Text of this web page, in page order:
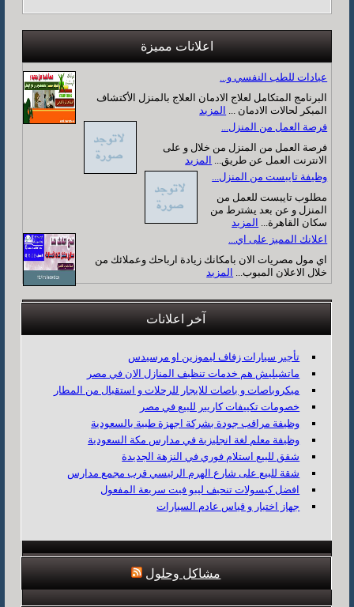
اعلانات مميزة
عيادات للطب النفسي و...
البرنامج المتكامل لعلاج الادمان العلاج بالمنزل الأكتشاف
المبكر لحالات الادمان ... المزيد
فرصة العمل من المنزل...
فرصة العمل من المنزل من خلال و على
الانترنت العمل عن طريق... المزيد
وظيفة تايبست من المنزل...
مطلوب تايبست للعمل من
المنزل و عن بعد يشترط من
سكان القاهرة... المزيد
اعلانك المميز على اي...
اي مول مصريات الان بامكانك زيادة ارباحك وعملائك من
خلال الاعلان المبوب... المزيد
آخر اعلانات
تأجير سيارات زفاف ليموزين او مرسيدس
ماتشيليش هم خدمات تنظيف المنازل الان في مصر
ميكروباصات و باصات للايجار للرحلات و استقبال من المطار
خصومات تكييفات كاريير للبيع في مصر
وظيفة مراقب جودة بشركة اجهزة طبية بالسعودية
وظيفة معلم لغة انجليزية في مدارس مكة السعودية
شقق للبيع استلام فوري في النزهة الجديدة
شقة للبيع على شارع الهرم الرئيسي قرب مجمع مدارس
افضل كبسولات تنحيف ليبو فيت سريعة المفعول
جهاز اختبار و قياس عادم السيارات
مشاكل وحلول